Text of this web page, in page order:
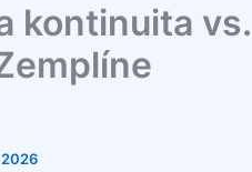
kontinuita vs.
2026